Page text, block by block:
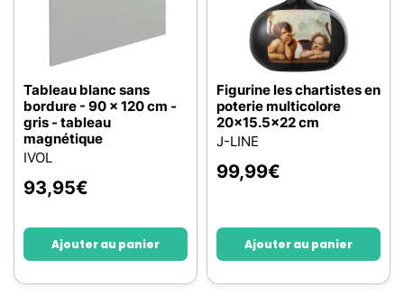
Tableau blanc sans
bordure - 90 x 120 cm -
gris - tableau
magnétique
IVOL
93,95€
Ajouter au panier
Figurine les chartistes en
poterie multicolore
20x15.5x22 cm
J-LINE
99,99€
Ajouter au panier